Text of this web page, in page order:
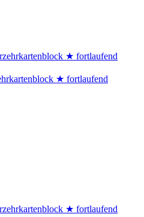
★ fortlaufend